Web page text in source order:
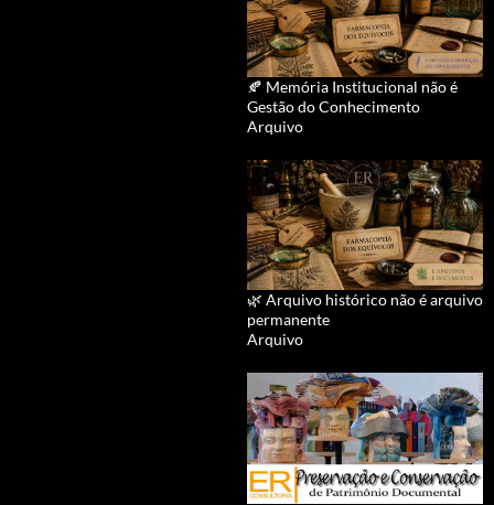
🍂 Memória Institucional não é
Gestão do Conhecimento
Arquivo
🌿 Arquivo histórico não é arquivo
permanente
Arquivo